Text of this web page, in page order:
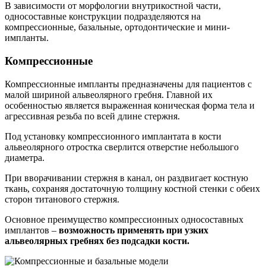
В зависимости от морфологии внутрикостной части,
односоставные конструкции подразделяются на
компрессионные, базальные, ортодонтические и мини-
импланты.
Компрессионные
Компрессионные импланты предназначены для пациентов с
малой шириной альвеолярного гребня. Главной их
особенностью является выраженная коническая форма тела и
агрессивная резьба по всей длине стержня.
Под установку компрессионного имплантата в кости
альвеолярного отростка сверлится отверстие небольшого
диаметра.
При вворачивании стержня в канал, он раздвигает костную
ткань, сохраняя достаточную толщину костной стенки с обеих
сторон титанового стержня.
Основное преимущество компрессионных односоставных
имплантов – возможность применять при узких
альвеолярных гребнях без подсадки кости.